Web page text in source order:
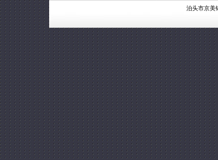
泊头市京美